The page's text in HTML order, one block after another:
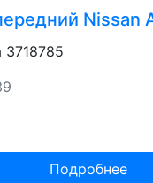
Nissan
3718785
Подробнее